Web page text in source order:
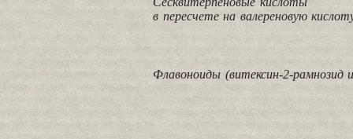
в пересчете на валереновую
Флавоноиды (витексин-2-рамнозид